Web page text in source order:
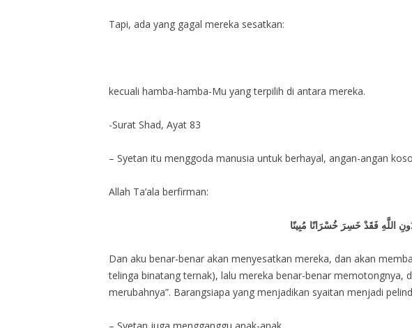
Tapi, ada yang gagal mereka sesatkan:
kecuali hamba-hamba-Mu yang terpilih di antara mereka.
-Surat Shad, Ayat 83
– Syetan itu menggoda manusia untuk berhayal, angan-angan
Allah Ta’ala berfirman:
اللَّهِ فَقَدْ خَسِرَ خُسْرَانًا مُبِينًا
Dan aku benar-benar akan menyesatkan mereka, dan akan
telinga binatang ternak), lalu mereka benar-benar memotongnya,
merubahnya”. Barangsiapa yang menjadikan syaitan menjadi